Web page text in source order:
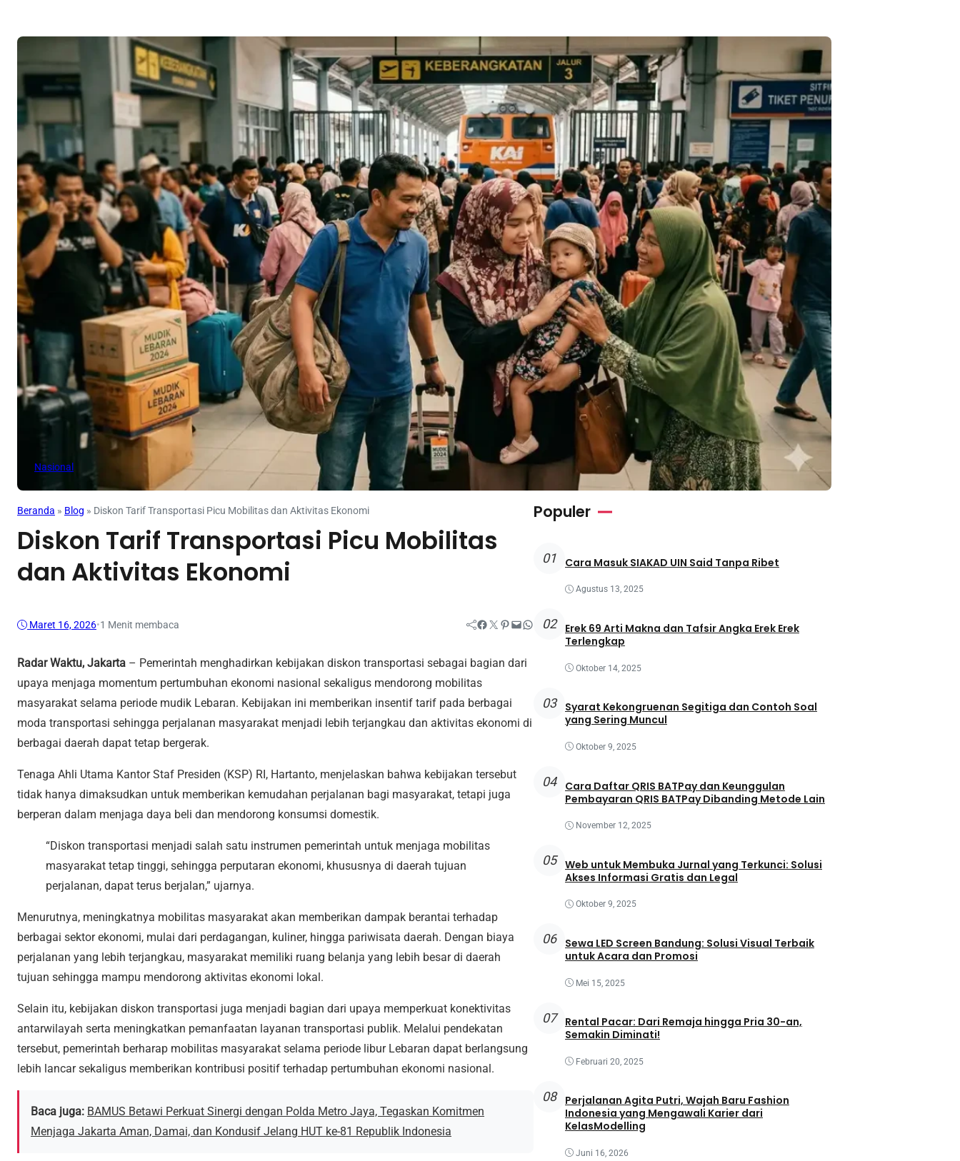
Nasional
Beranda » Blog » Diskon Tarif Transportasi Picu Mobilitas dan Aktivitas Ekonomi
Diskon Tarif Transportasi Picu Mobilitas
dan Aktivitas Ekonomi
Maret 16, 2026•1 Menit membaca Facebook Twitter Pinterest Mail WhatsApp
Radar Waktu, Jakarta – Pemerintah menghadirkan kebijakan diskon transportasi sebagai bagian dari
upaya menjaga momentum pertumbuhan ekonomi nasional sekaligus mendorong mobilitas
masyarakat selama periode mudik Lebaran. Kebijakan ini memberikan insentif tarif pada berbagai
moda transportasi sehingga perjalanan masyarakat menjadi lebih terjangkau dan aktivitas ekonomi di
berbagai daerah dapat tetap bergerak.
Tenaga Ahli Utama Kantor Staf Presiden (KSP) RI, Hartanto, menjelaskan bahwa kebijakan tersebut
tidak hanya dimaksudkan untuk memberikan kemudahan perjalanan bagi masyarakat, tetapi juga
berperan dalam menjaga daya beli dan mendorong konsumsi domestik.
“Diskon transportasi menjadi salah satu instrumen pemerintah untuk menjaga mobilitas
masyarakat tetap tinggi, sehingga perputaran ekonomi, khususnya di daerah tujuan
perjalanan, dapat terus berjalan,” ujarnya.
Menurutnya, meningkatnya mobilitas masyarakat akan memberikan dampak berantai terhadap
berbagai sektor ekonomi, mulai dari perdagangan, kuliner, hingga pariwisata daerah. Dengan biaya
perjalanan yang lebih terjangkau, masyarakat memiliki ruang belanja yang lebih besar di daerah
tujuan sehingga mampu mendorong aktivitas ekonomi lokal.
Selain itu, kebijakan diskon transportasi juga menjadi bagian dari upaya memperkuat konektivitas
antarwilayah serta meningkatkan pemanfaatan layanan transportasi publik. Melalui pendekatan
tersebut, pemerintah berharap mobilitas masyarakat selama periode libur Lebaran dapat berlangsung
lebih lancar sekaligus memberikan kontribusi positif terhadap pertumbuhan ekonomi nasional.
Baca juga: BAMUS Betawi Perkuat Sinergi dengan Polda Metro Jaya, Tegaskan Komitmen
Menjaga Jakarta Aman, Damai, dan Kondusif Jelang HUT ke-81 Republik Indonesia
Populer
01 Cara Masuk SIAKAD UIN Said Tanpa Ribet
Agustus 13, 2025
02
Erek 69 Arti Makna dan Tafsir Angka Erek Erek
Terlengkap
Oktober 14, 2025
03
Syarat Kekongruenan Segitiga dan Contoh Soal
yang Sering Muncul
Oktober 9, 2025
04
Cara Daftar QRIS BATPay dan Keunggulan
Pembayaran QRIS BATPay Dibanding Metode Lain
November 12, 2025
05
Web untuk Membuka Jurnal yang Terkunci: Solusi
Akses Informasi Gratis dan Legal
Oktober 9, 2025
06
Sewa LED Screen Bandung: Solusi Visual Terbaik
untuk Acara dan Promosi
Mei 15, 2025
07
Rental Pacar: Dari Remaja hingga Pria 30-an,
Semakin Diminati!
Februari 20, 2025
08
Perjalanan Agita Putri, Wajah Baru Fashion
Indonesia yang Mengawali Karier dari
KelasModelling
Juni 16, 2026